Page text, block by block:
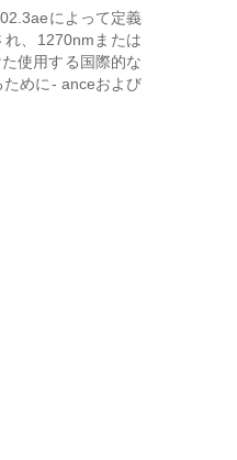
によって定義
、1270nmまたは
使用する国際的な
めに- anceおよび